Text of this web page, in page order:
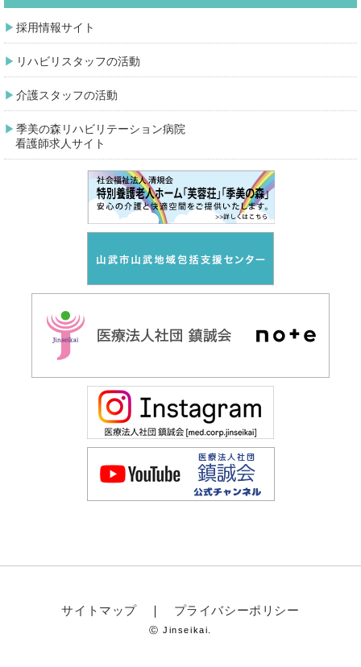
採用情報サイト
リハビリスタッフの活動
介護スタッフの活動
季美の森リハビリテーション病院
看護師求人サイト
サイトマップ プライバシーポリシー
Ⓒ Jinseikai.